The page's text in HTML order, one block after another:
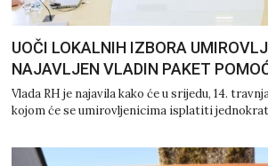
UOČI LOKALNIH IZBORA
NAJAVLJEN VLADIN PAKET
Vlada RH je najavila kako će u srijedu, 14.
kojom će se umirovljenicima isplatiti